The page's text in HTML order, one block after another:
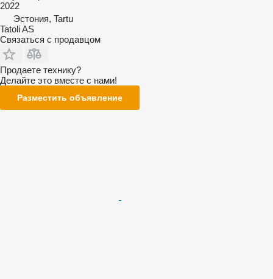
2022
Эстония, Tartu
Tatoli AS
Связаться с продавцом
Продаете технику?
Делайте это вместе с нами!
Разместить объявление